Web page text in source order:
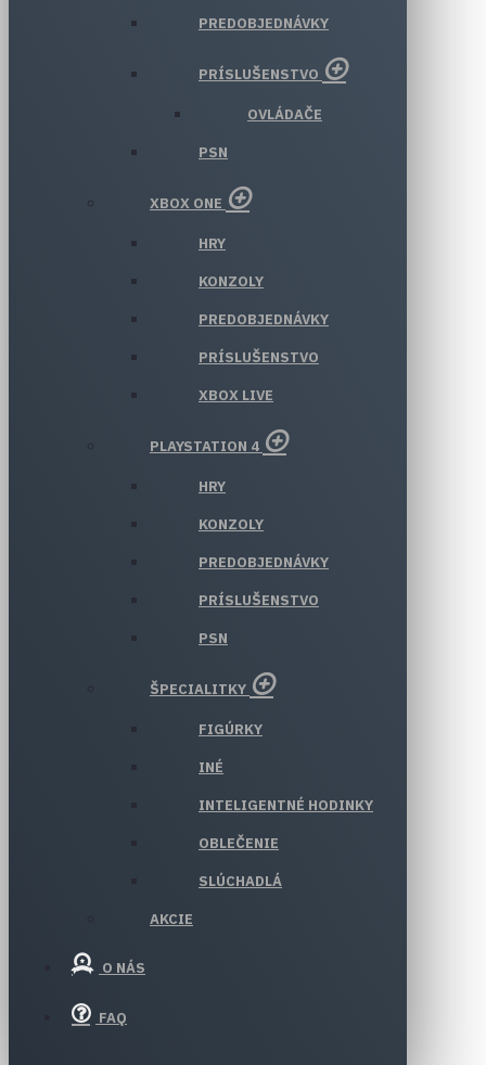
PREDOBJEDNÁVKY
PRÍSLUŠENSTVO
OVLÁDAČE
PSN
XBOX ONE
HRY
KONZOLY
PREDOBJEDNÁVKY
PRÍSLUŠENSTVO
XBOX LIVE
PLAYSTATION 4
HRY
KONZOLY
PREDOBJEDNÁVKY
PRÍSLUŠENSTVO
PSN
ŠPECIALITKY
FIGÚRKY
INÉ
INTELIGENTNÉ HODINKY
OBLEČENIE
SLÚCHADLÁ
AKCIE
O NÁS
FAQ